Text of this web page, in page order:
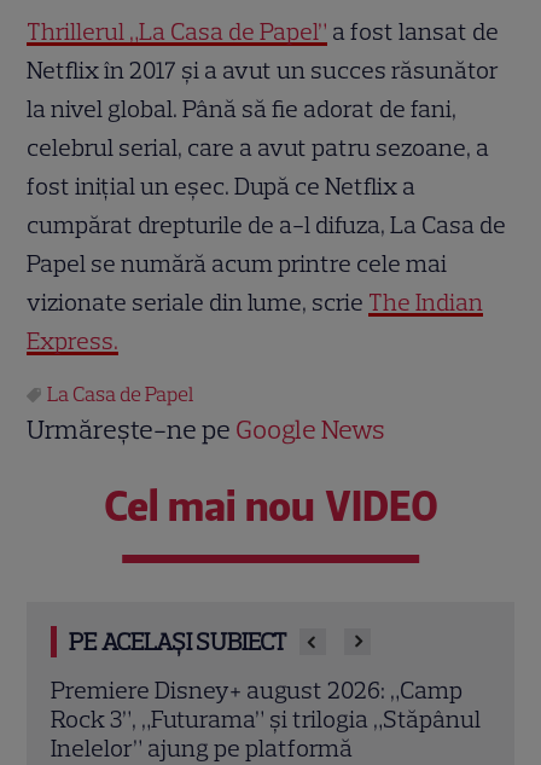
Thrillerul „La Casa de Papel” a fost lansat de
Netflix în 2017 și a avut un succes răsunător
la nivel global. Până să fie adorat de fani,
celebrul serial, care a avut patru sezoane, a
fost inițial un eșec. După ce Netflix a
cumpărat drepturile de a-l difuza, La Casa de
Papel se numără acum printre cele mai
vizionate seriale din lume, scrie The Indian
Express.
La Casa de Papel
Urmărește-ne pe Google News
Cel mai nou VIDEO
PE ACELAȘI SUBIECT
Premiere de neratat pe Netflix, Disney+
și SkyShowtime în august: seriale noi,
filme de colecție și vedete de top